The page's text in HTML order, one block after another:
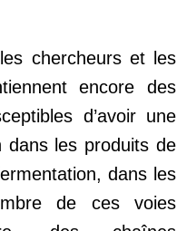
chercheurs et les
encore des
d’avoir une
dans les produits de
dans les
de ces voies